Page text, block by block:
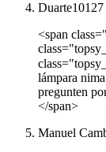
Duarte101
<span
lámpara
pregunten
</span>
Manuel